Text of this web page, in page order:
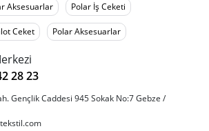
Aksesuarlar Polar İş Ceketi
Ceket Polar Aksesuarlar
28 23
Gençlik Caddesi 945 Sokak No:7 Gebze /